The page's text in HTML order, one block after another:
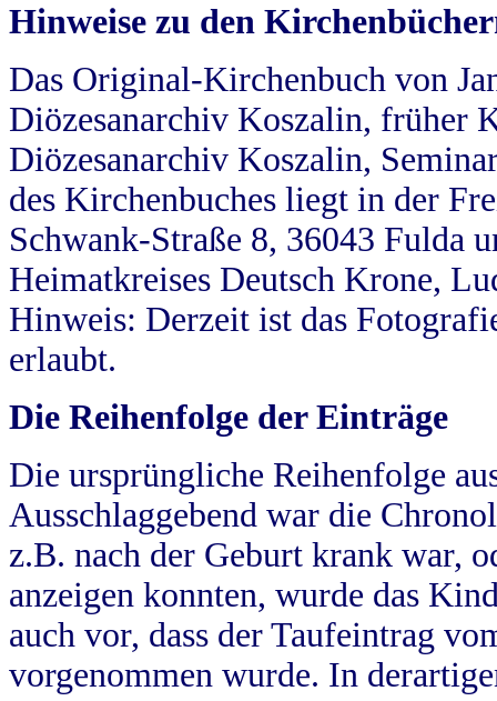
Hinweise zu den
Das Original-Kirchenbuch von
Diözesanarchiv Koszalin, früher
Diözesanarchiv Koszalin,
des Kirchenbuches liegt in der
Schwank-Straße 8, 36043 Fulda
Heimatkreises Deutsch Krone,
Hinweis: Derzeit ist das
erlaubt.
Die Reihenfolge der Einträge
Die ursprüngliche Reihenfolge
Ausschlaggebend war die
z.B. nach der Geburt krank war,
anzeigen konnten, wurde das
auch vor, dass der Taufeintrag
vorgenommen wurde. In